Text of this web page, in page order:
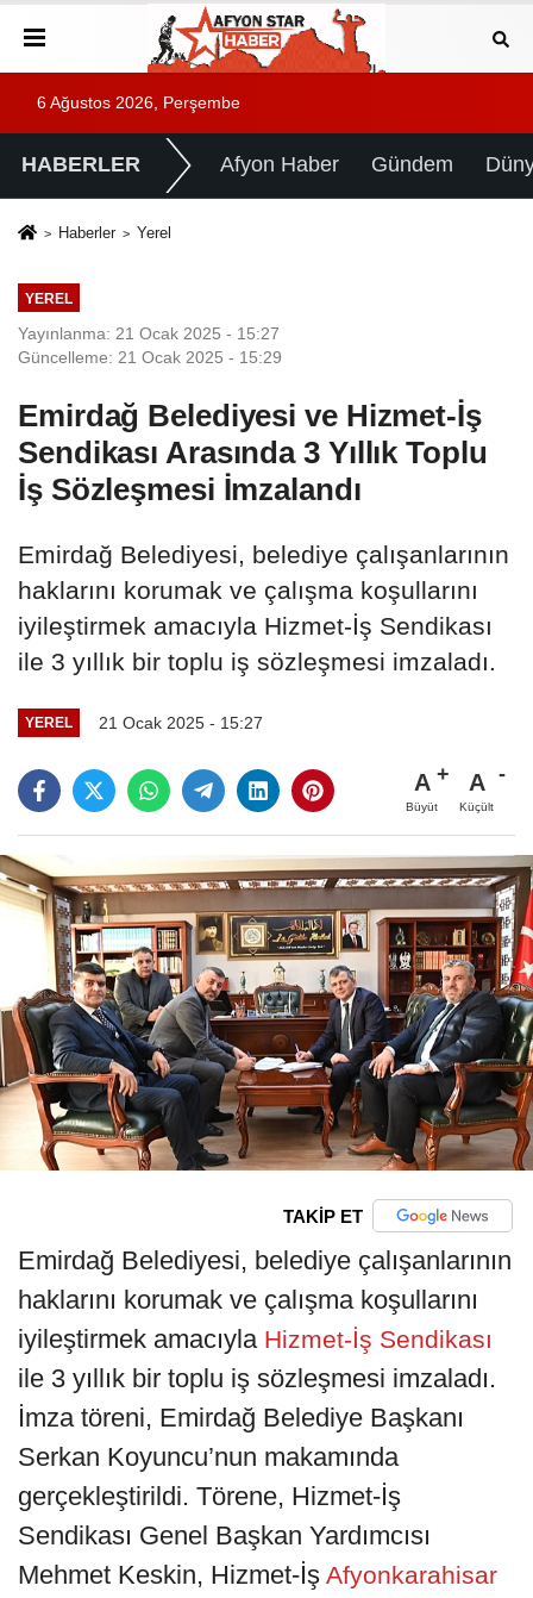
6 Ağustos 2026, Perşembe
HABERLER Afyon Haber Gündem
Haberler Yerel
YEREL
Yayınlanma: 21 Ocak 2025 - 15:27
Güncelleme: 21 Ocak 2025 - 15:29
Emirdağ Belediyesi ve Hizmet-İş
Sendikası Arasında 3 Yıllık Toplu
İş Sözleşmesi İmzalandı
Emirdağ Belediyesi, belediye çalışanlarının
haklarını korumak ve çalışma koşullarını
iyileştirmek amacıyla Hizmet-İş Sendikası
ile 3 yıllık bir toplu iş sözleşmesi imzaladı.
YEREL 21 Ocak 2025 - 15:27
A
Büyüt
A
Küçült
TAKİP ET
Emirdağ Belediyesi, belediye çalışanlarının
haklarını korumak ve çalışma koşullarını
iyileştirmek amacıyla Hizmet-İş Sendikası
ile 3 yıllık bir toplu iş sözleşmesi imzaladı.
İmza töreni, Emirdağ Belediye Başkanı
Serkan Koyuncu’nun makamında
gerçekleştirildi. Törene, Hizmet-İş
Sendikası Genel Başkan Yardımcısı
Mehmet Keskin, Hizmet-İş Afyonkarahisar